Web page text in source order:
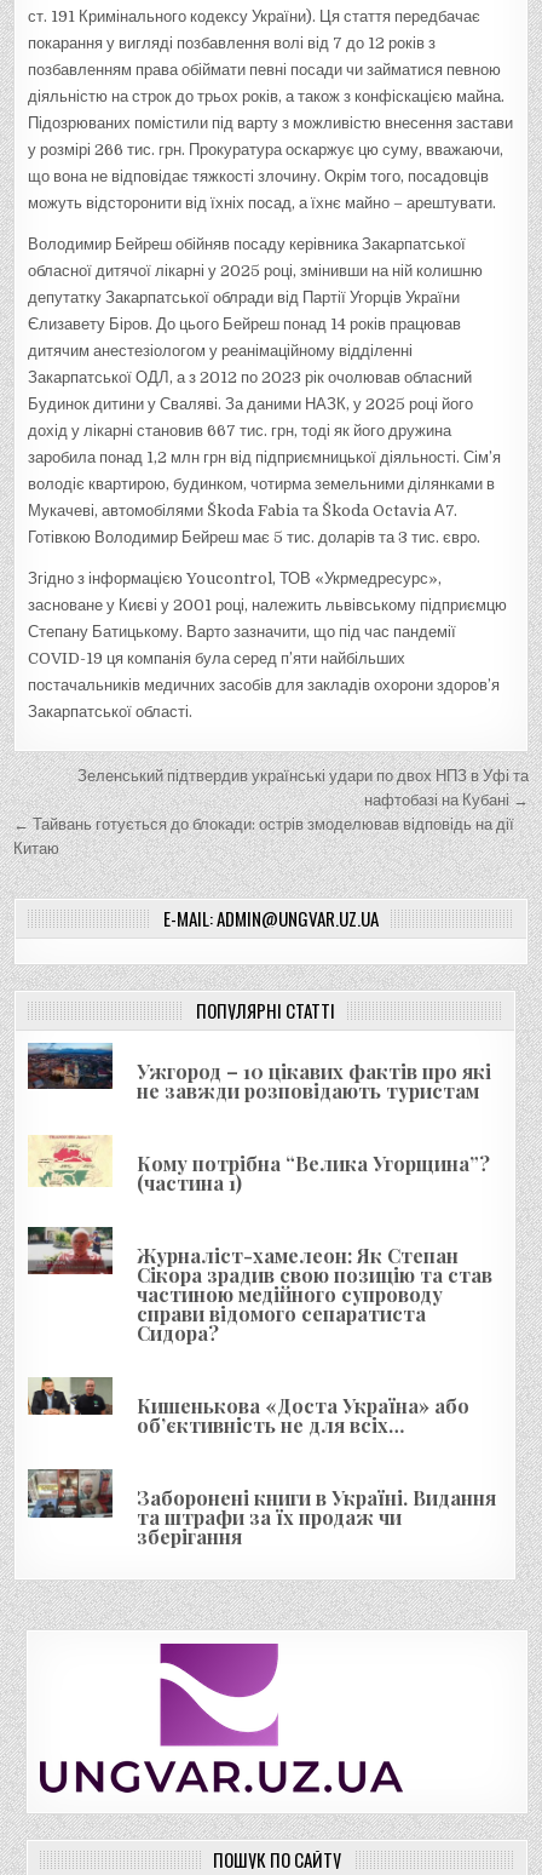
ст. 191 Кримінального кодексу України). Ця стаття передбачає
покарання у вигляді позбавлення волі від 7 до 12 років з
позбавленням права обіймати певні посади чи займатися певною
діяльністю на строк до трьох років, а також з конфіскацією майна.
Підозрюваних помістили під варту з можливістю внесення застави
у розмірі 266 тис. грн. Прокуратура оскаржує цю суму, вважаючи,
що вона не відповідає тяжкості злочину. Окрім того, посадовців
можуть відсторонити від їхніх посад, а їхнє майно – арештувати.
Володимир Бейреш обійняв посаду керівника Закарпатської
обласної дитячої лікарні у 2025 році, змінивши на ній колишню
депутатку Закарпатської облради від Партії Угорців України
Єлизавету Біров. До цього Бейреш понад 14 років працював
дитячим анестезіологом у реанімаційному відділенні
Закарпатської ОДЛ, а з 2012 по 2023 рік очолював обласний
Будинок дитини у Сваляві. За даними НАЗК, у 2025 році його
дохід у лікарні становив 667 тис. грн, тоді як його дружина
заробила понад 1,2 млн грн від підприємницької діяльності. Сім’я
володіє квартирою, будинком, чотирма земельними ділянками в
Мукачеві, автомобілями Škoda Fabia та Škoda Octavia А7.
Готівкою Володимир Бейреш має 5 тис. доларів та 3 тис. євро.
Згідно з інформацією Youcontrol, ТОВ «Укрмедресурс»,
засноване у Києві у 2001 році, належить львівському підприємцю
Степану Батицькому. Варто зазначити, що під час пандемії
COVID-19 ця компанія була серед п’яти найбільших
постачальників медичних засобів для закладів охорони здоров’я
Закарпатської області.
Н
а
в
і
г
а
ц
і
я
з
а
п
и
с
і
в
Зеленський підтвердив українські удари по двох НПЗ в Уфі та
нафтобазі на Кубані →
← Тайвань готується до блокади: острів змоделював відповідь на дії
Китаю
E-MAIL: ADMIN@UNGVAR.UZ.UA
ПОПУЛЯРНІ СТАТТІ
Ужгород – 10 цікавих фактів про які
не завжди розповідають туристам
Кому потрібна “Велика Угорщина”?
(частина 1)
Журналіст-хамелеон: Як Степан
Сікора зрадив свою позицію та став
частиною медійного супроводу
справи відомого сепаратиста
Сидора?
Кишенькова «Доста Україна» або
об’єктивність не для всіх…
Заборонені книги в Україні. Видання
та штрафи за їх продаж чи
зберігання
ПОШУК ПО САЙТУ